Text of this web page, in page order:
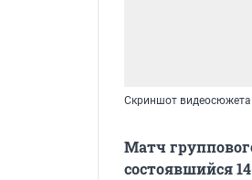
Скриншот видеосюжета
Матч
состоявшийся